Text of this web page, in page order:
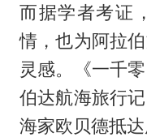
而据学者考证
情，也为阿拉
灵感。《一千
伯达航海旅行
海家欧贝德抵达